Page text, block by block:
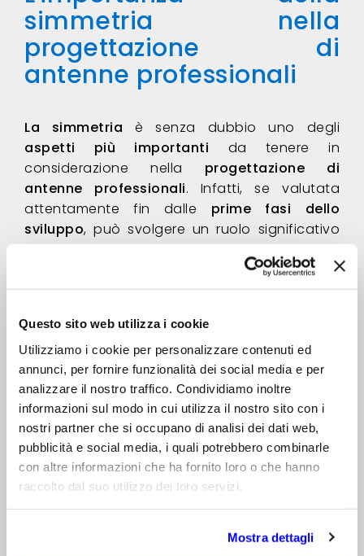
Questo sito web utilizza i cookie
Utilizziamo i cookie per personalizzare contenuti ed
annunci, per fornire funzionalità dei social media e per
analizzare il nostro traffico. Condividiamo inoltre
informazioni sul modo in cui utilizza il nostro sito con i
nostri partner che si occupano di analisi dei dati web,
pubblicità e social media, i quali potrebbero combinarle
con altre informazioni che ha fornito loro o che hanno
raccolto dal suo utilizzo dei loro servizi.
Mostra dettagli
simmetria nella
progettazione di
antenne professionali
La simmetria è senza dubbio uno degli
aspetti più importanti da tenere in
considerazione nella progettazione di
antenne professionali. Infatti, se valutata
attentamente fin dalle prime fasi dello
sviluppo, può svolgere un ruolo significativo
nel minimizzare il rischio di problemi e
offre una panoramica su questo aspetto
simmetria nella storia, la sua influenza sulle
prestazioni delle antenne, la differenza tra
simmetria geometrica
e simmetria elettrica
e concludendo con una descrizione dei
settori di applicazioneche ne possono trarre
i benefici maggiori.
Come sempre con l’obiettivo di offrirti
importantispunti di riflessioneper la tua